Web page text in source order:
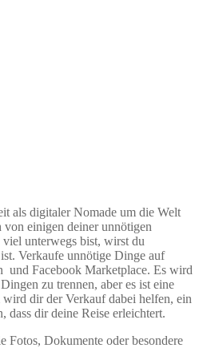
als digitaler Nomade um die Welt
von einigen deiner unnötigen
unterwegs bist, wirst du
Verkaufe unnötige Dinge auf
und Facebook Marketplace. Es wird
zu trennen, aber es ist eine
dir der Verkauf dabei helfen, ein
dass dir deine Reise erleichtert.
Dokumente oder besondere